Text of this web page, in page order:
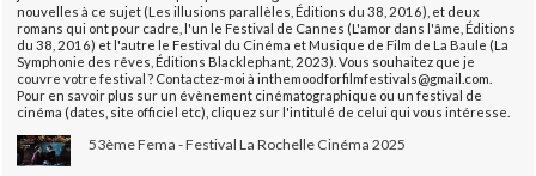
nouvelles à ce sujet (Les illusions parallèles, Éditions du 38, 2016), et deux
romans qui ont pour cadre, l'un le Festival de Cannes (L'amor dans l'âme, Éditions
du 38, 2016) et l'autre le Festival du Cinéma et Musique de Film de La Baule (La
Symphonie des rêves, Éditions Blacklephant, 2023). Vous souhaitez que je
couvre votre festival ? Contactez-moi à inthemoodforfilmfestivals@gmail.com.
Pour en savoir plus sur un évènement cinématographique ou un festival de
cinéma (dates, site officiel etc), cliquez sur l'intitulé de celui qui vous intéresse.
53ème Fema - Festival La Rochelle Cinéma 2025